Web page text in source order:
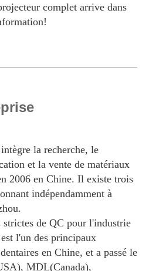
complet arrive dans
la recherche, le
et la vente de matériaux
2006 en Chine. Il existe trois
indépendamment à
de QC pour l'industrie
l'un des principaux
en Chine, et a passé le
MDL(Canada),